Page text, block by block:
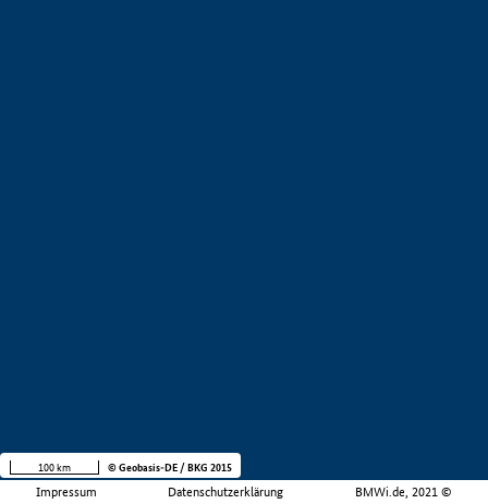
Impressum Datenschutzerklärung BMWi.de, 2021 ©
100 km © Geobasis-DE / BKG 2015